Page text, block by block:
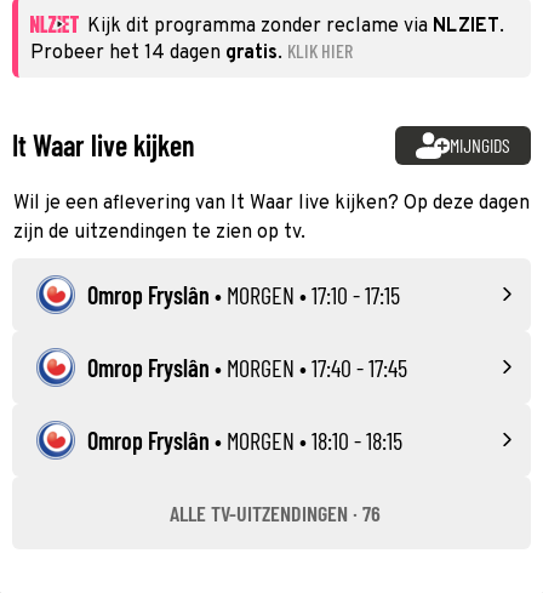
Kijk dit programma zonder reclame via NLZIET.
Probeer het 14 dagen gratis. KLIK HIER
It Waar live kijken MIJNGIDS
Wil je een aflevering van It Waar live kijken? Op deze dagen
zijn de uitzendingen te zien op tv.
Omrop Fryslân • MORGEN • 17:10 - 17:15
Omrop Fryslân • MORGEN • 17:40 - 17:45
Omrop Fryslân • MORGEN • 18:10 - 18:15
ALLE TV-UITZENDINGEN · 76